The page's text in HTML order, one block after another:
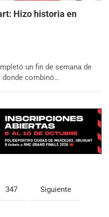
Hizo historia en
un fin de semana de
donde combinó…
347 Siguiente